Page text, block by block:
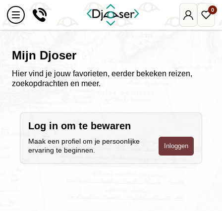
Mijn
Djoser
0
Mijn Djoser
Hier vind je jouw favorieten, eerder bekeken reizen,
zoekopdrachten en meer.
Log in om te bewaren
Maak een profiel om je persoonlijke
ervaring te beginnen.
Inloggen